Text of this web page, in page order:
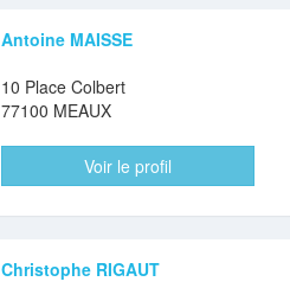
Antoine MAISSE
10 Place Colbert
77100 MEAUX
Voir le profil
Christophe RIGAUT